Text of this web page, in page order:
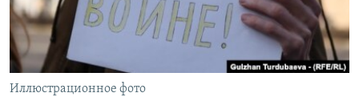
ELIFBE
УКРАИНСКАЯ ПРОБЛЕМА КРЫМА
Все сайты RFE/RL
Иллюстрационное фото